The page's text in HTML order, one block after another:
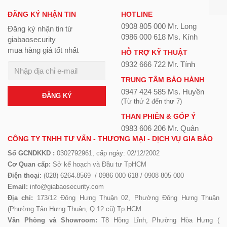
ĐĂNG KÝ NHẬN TIN
Đăng ký nhận tin từ
giabaosecurity
mua hàng giá tốt nhất
ĐĂNG KÝ
HOTLINE
0908 805 000 Mr. Long
0986 000 618 Ms. Kính
HỖ TRỢ KỸ THUẬT
0932 666 722 Mr. Tính
TRUNG TÂM BẢO HÀNH
0947 424 585 Ms. Huyền
(Từ thứ 2 đến thư 7)
THAN PHIỀN & GÓP Ý
0983 606 206 Mr. Quân
CÔNG TY TNHH TƯ VẤN - THƯƠNG MẠI - DỊCH VỤ GIA BẢO
Số GCNDKKD : 0302792961, cấp ngày: 02/12/2002
Cơ Quan cấp: Sở kế hoạch và Đầu tư TpHCM
Điện thoại: (028) 6264.8569 / 0986 000 618 / 0908 805 000
Email: info@giabaosecurity.com
Địa chỉ: 173/12 Đông Hưng Thuận 02, Phường Đông Hưng Thuận
(Phường Tân Hưng Thuận, Q.12 cũ) Tp.HCM
Văn Phòng và Showroom: T8 Hồng Lĩnh, Phường Hòa Hưng (